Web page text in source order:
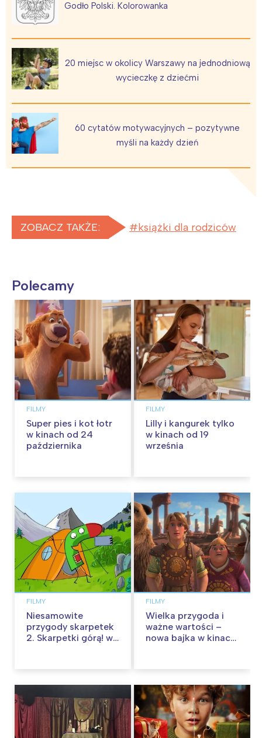
Godło Polski. Kolorowanka
20 miejsc w okolicy Warszawy na jednodniową
wycieczkę z dziećmi
60 cytatów motywacyjnych – pozytywne
myśli na każdy dzień
ZOBACZ TAKŻE: książki dla rodziców
Polecamy
FILMY
Super pies i kot łotr
w kinach od 24
października
FILMY
Lilly i kangurek tylko
w kinach od 19
września
FILMY
Niesamowite
przygody skarpetek
2. Skarpetki górą! w
FILMY
Wielka przygoda i
ważne wartości –
nowa bajka w kinach